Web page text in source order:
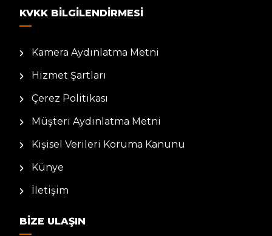
KVKK BILGILENDIRMESI
Kamera Aydınlatma Metni
Hizmet Şartları
Çerez Politikası
Müşteri Aydınlatma Metni
Kişisel Verileri Koruma Kanunu
Künye
İletişim
BIZE ULAŞIN